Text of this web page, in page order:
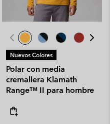
Nuevos Colores
Polar con media
cremallera Klamath
Range™ II para hombre